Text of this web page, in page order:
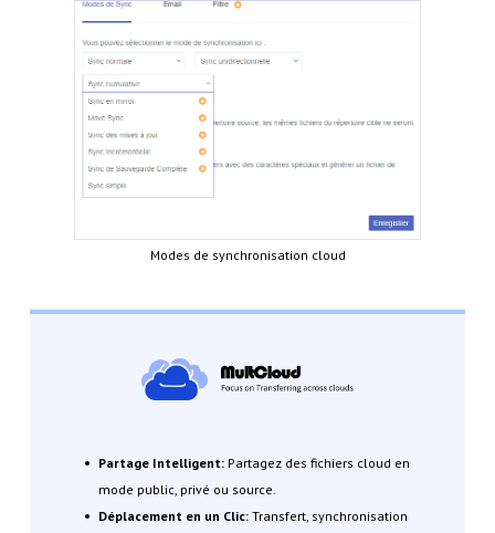
Modes de synchronisation cloud
Partage Intelligent:Partagez des fichiers cloud en
mode public, privé ou source.
Déplacement en un Clic:Transfert, synchronisation